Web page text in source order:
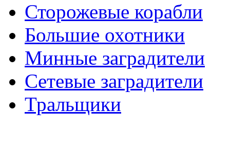
Сторожевые корабли
Большие охотники
Минные заградители
Сетевые заградители
Тральщики